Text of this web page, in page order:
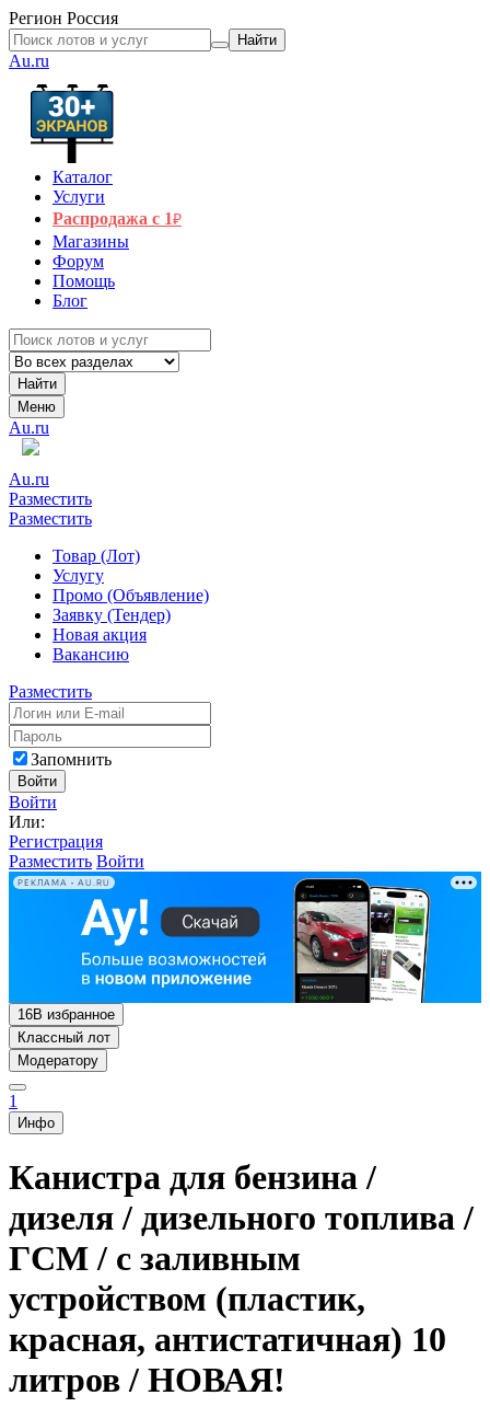
Регион Россия
Найти
Au.ru
Каталог
Услуги
Распродажа с 1₽
Магазины
Форум
Помощь
Блог
Найти
Меню
Au.ru
Au.ru
Разместить
Разместить
Товар (Лот)
Услугу
Промо (Объявление)
Заявку (Тендер)
Новая акция
Вакансию
Разместить
Запомнить
Войти
Войти
Или:
Регистрация
Разместить Войти
РЕКЛАМА • AU.RU
16В избранное
Классный лот
Модератору
1
Инфо
Канистра для бензина /
дизеля / дизельного топлива /
ГСМ / с заливным
устройством (пластик,
красная, антистатичная) 10
литров / НОВАЯ!